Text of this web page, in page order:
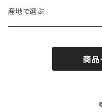
ヒマラヤ水晶
アメジスト（紫水晶）
スモーキークォーツ（煙水晶）
アイリススモーキークォーツ（虹入
龍彫刻（オニキス）
魔除け・厄除け
癒やし・ヒーリング
産地で選ぶ
商品